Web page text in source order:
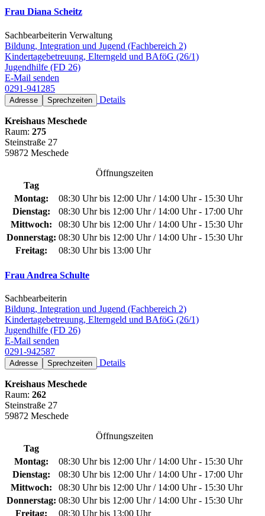
Frau Diana Scheitz
Sachbearbeiterin Verwaltung
Bildung, Integration und Jugend (Fachbereich 2)
Kindertagebetreuung, Elterngeld und BAföG (26/1)
Jugendhilfe (FD 26)
E-Mail senden
0291-941285
Adresse Sprechzeiten Details
Kreishaus Meschede
Raum: 275
Steinstraße 27
59872 Meschede
Öffnungszeiten
Tag
Montag:
08:30 Uhr bis 12:00 Uhr / 14:00 Uhr - 15:30 Uhr
Dienstag:
08:30 Uhr bis 12:00 Uhr / 14:00 Uhr - 17:00 Uhr
Mittwoch:
08:30 Uhr bis 12:00 Uhr / 14:00 Uhr - 15:30 Uhr
Donnerstag: 08:30 Uhr bis 12:00 Uhr / 14:00 Uhr - 15:30 Uhr
Freitag:
08:30 Uhr bis 13:00 Uhr
Frau Andrea Schulte
Sachbearbeiterin
Bildung, Integration und Jugend (Fachbereich 2)
Kindertagebetreuung, Elterngeld und BAföG (26/1)
Jugendhilfe (FD 26)
E-Mail senden
0291-942587
Adresse Sprechzeiten Details
Kreishaus Meschede
Raum: 262
Steinstraße 27
59872 Meschede
Öffnungszeiten
Tag
Montag:
08:30 Uhr bis 12:00 Uhr / 14:00 Uhr - 15:30 Uhr
Dienstag:
08:30 Uhr bis 12:00 Uhr / 14:00 Uhr - 17:00 Uhr
Mittwoch:
08:30 Uhr bis 12:00 Uhr / 14:00 Uhr - 15:30 Uhr
Donnerstag: 08:30 Uhr bis 12:00 Uhr / 14:00 Uhr - 15:30 Uhr
Freitag:
08:30 Uhr bis 13:00 Uhr